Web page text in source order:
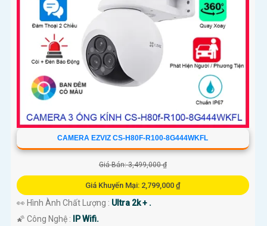
CAMERA EZVIZ CS-H80F-R100-8G444WKFL
Giá Bán: 3,499,000 ₫
Giá Khuyến Mại: 2,799,000 ₫
👀 Hình Ành Chất Lượng : Ultra 2k + .
🌠 Công Nghệ :
IP Wifi.